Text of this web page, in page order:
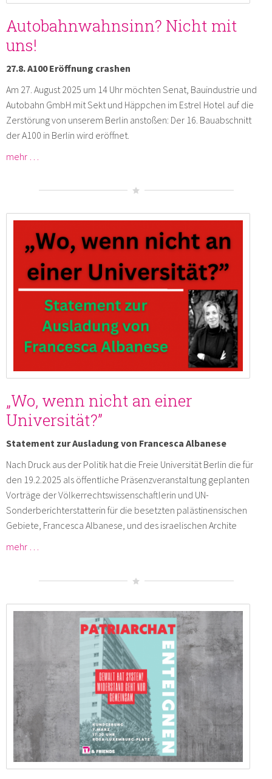
Autobahnwahnsinn? Nicht mit
uns!
27.8. A100 Eröffnung crashen
Am 27. August 2025 um 14 Uhr möchten Senat, Bauindustrie und
Autobahn GmbH mit Sekt und Häppchen im Estrel Hotel auf die
Zerstörung von unserem Berlin anstoßen: Der 16. Bauabschnitt
der A100 in Berlin wird eröffnet.
mehr …
„Wo, wenn nicht an einer
Universität?”
Statement zur Ausladung von Francesca Albanese
Nach Druck aus der Politik hat die Freie Universität Berlin die für
den 19.2.2025 als öffentliche Präsenzveranstaltung geplanten
Vorträge der Völkerrechtswissenschaftlerin und UN-
Sonderberichterstatterin für die besetzten palästinensischen
Gebiete, Francesca Albanese, und des israelischen Archite
mehr …